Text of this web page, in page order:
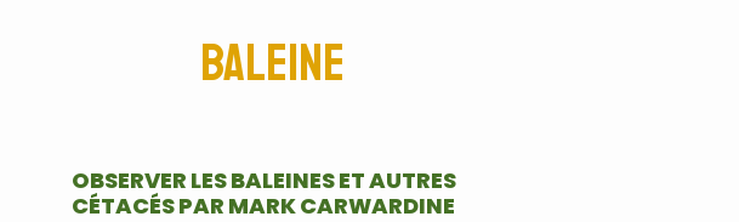
baleine
OBSERVER LES BALEINES ET AUTRES
CÉTACÉS PAR MARK CARWARDINE